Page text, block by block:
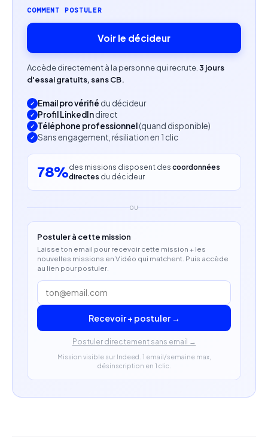
Autonomie, réactivité et capacité à respecter des
délais courts.
Profil recherché
Expérience sur des missions similaires en motion
design.
Portfolio ou showreel démontrant des réalisations
en motion design, idéalement sur des contenus
short-form.
Capacité à produire des contenus premium en
COMMENT POSTULER
Voir le décideur
Accède directement à la personne qui recrute. 3 jours
d'essai gratuits, sans CB.
Email pro vérifié du décideur
Profil LinkedIndirect
Téléphone professionnel(quand disponible)
Sans engagement, résiliation en 1 clic
78%des missions disposent des coordonnées
directes du décideur
OU
Postuler à cette mission
Laisse ton email pour recevoir cette mission + les
nouvelles missions en Vidéo qui matchent. Puis accède
au lien pour postuler.
Recevoir + postuler →
Postuler directement sans email →
Mission visible sur Indeed. 1 email/semaine max,
désinscription en 1 clic.